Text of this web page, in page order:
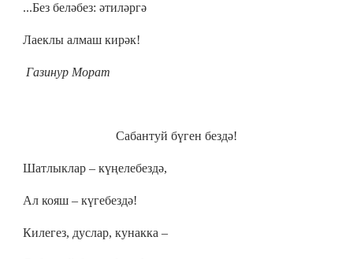
...Без беләбез: әтиләргә
Лаеклы алмаш кирәк!
Газинур Морат
Сабантуй бүген бездә!
Шатлыклар – күңелебездә,
Ал кояш – күгебездә!
Килегез, дуслар, кунакка –